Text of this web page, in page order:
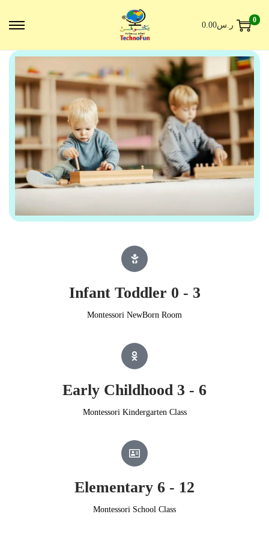
ر.س0.00
0
Infant Toddler 0 - 3
Montessori NewBorn Room
Early Childhood 3 - 6
Montessori Kindergarten Class
Elementary 6 - 12
Montessori School Class